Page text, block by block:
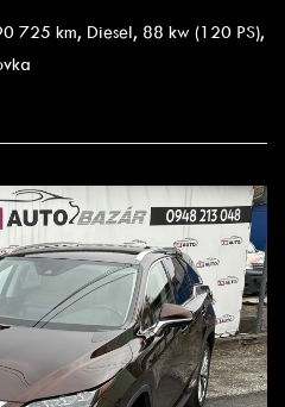
725 km, Diesel, 88 kw (120 PS),